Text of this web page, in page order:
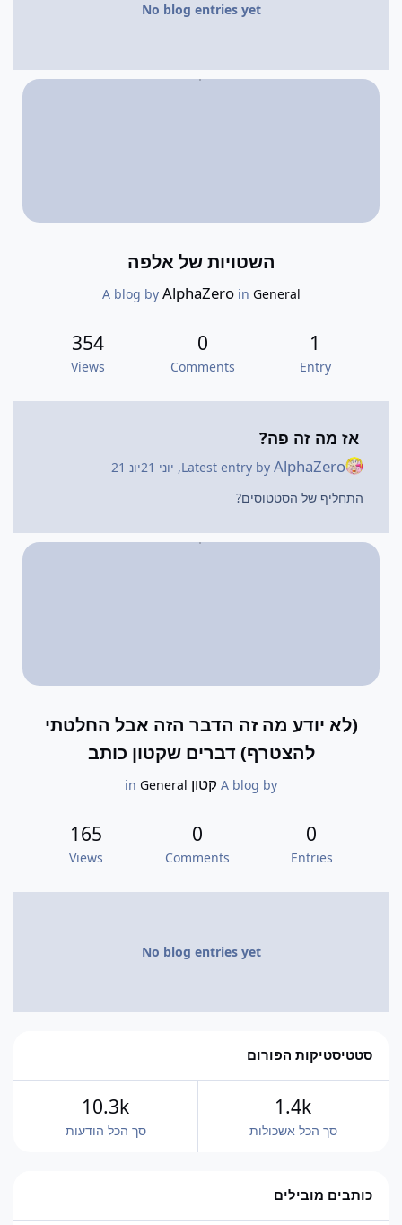
No blog entries yet
השטויות של אלפה
A blog by AlphaZeroin General
1
Entry
0
Comments
354
Views
אז מה זה פה?
Latest entry byAlphaZero
, יוני 21
יונ 21
התחליף של הסטטוסים?
(לא יודע מה זה הדבר הזה אבל החלטתי
להצטרף) דברים שקטון כותב
A blog by קטון General
0
Entries
0
Comments
165
Views
No blog entries yet
סטטיסטיקות הפורום
סך הכל אשכולות
1.4k
סך הכל הודעות
10.3k
כותבים מובילים